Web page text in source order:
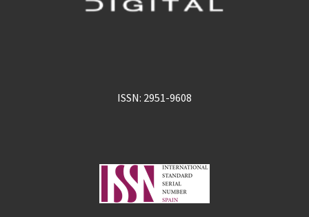
ISSN: 2951-9608